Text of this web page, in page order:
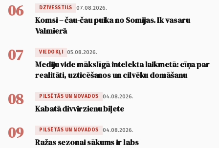
06 DZĪVESSTILS 07.08.2026.
Komsi – čau-čau puika no Somijas. Ik vasaru
Valmierā
07 VIEDOKĻI 05.08.2026.
Mediju vide mākslīgā intelekta laikmetā: cīņa par
realitāti, uzticēšanos un cilvēku domāšanu
08 PILSĒTĀS UN NOVADOS 04.08.2026.
Kabatā divvirzienu biļete
09 PILSĒTĀS UN NOVADOS 04.08.2026.
Ražas sezonai sākums ir labs